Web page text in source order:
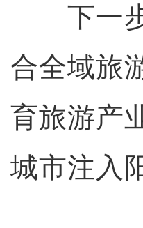
下一步
合全域旅
育旅游产
城市注入